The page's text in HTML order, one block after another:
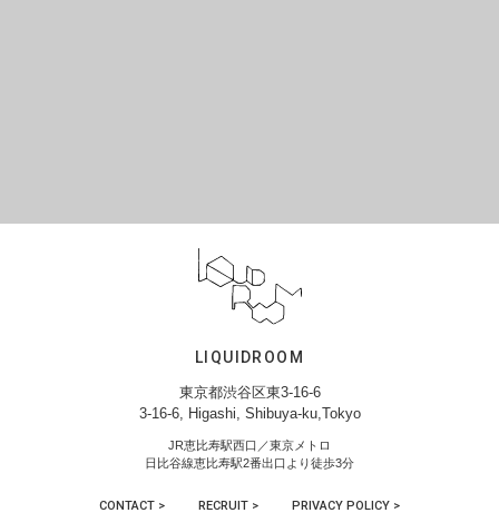
LIQUIDROOM
東京都渋谷区東3-16-6
3-16-6, Higashi, Shibuya-ku,Tokyo
JR恵比寿駅西口／東京メトロ
日比谷線恵比寿駅2番出口より徒歩3分
CONTACT > RECRUIT > PRIVACY POLICY >